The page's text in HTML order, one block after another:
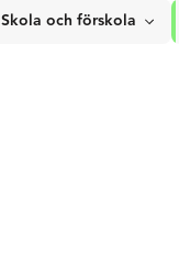
Skola och förskola